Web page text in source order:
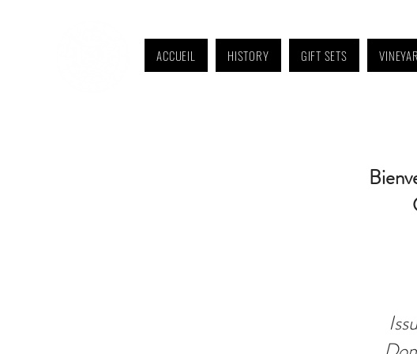
ACCUEIL HISTORY GIFT SETS